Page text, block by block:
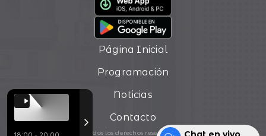
Página Inicial
Programación
Noticias
Contacto
Todos los derechos reservados.